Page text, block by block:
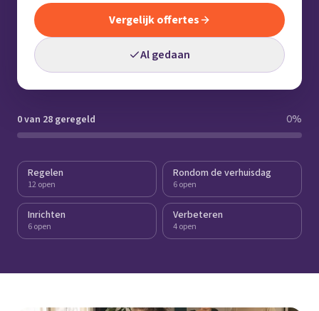
Vergelijk offertes
Al gedaan
0 van 28 geregeld 0%
Regelen
12 open
Rondom de verhuisdag
6 open
Inrichten
6 open
Verbeteren
4 open